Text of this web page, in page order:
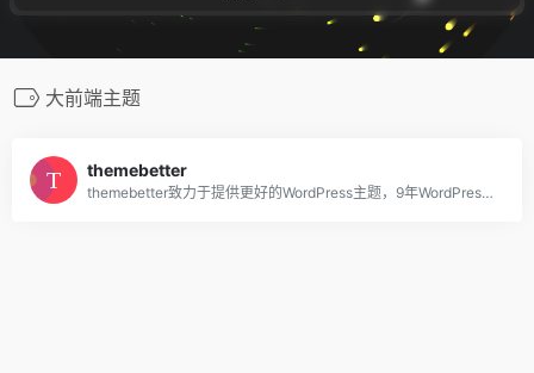
大前端主题
themebetter
themebetter致力于提供更好的WordPress主题，9年WordPress主题开发经验，有独立的团队设计开发WordPress主题并定期维护更新和售后，值得信赖的选择，WordPress建站无忧！